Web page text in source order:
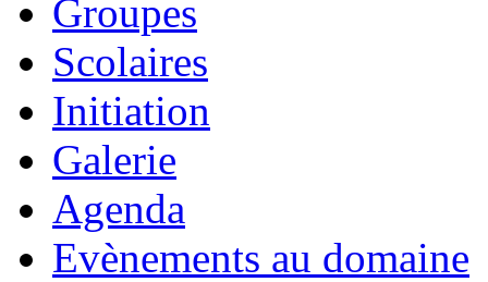
Groupes
Scolaires
Initiation
Galerie
Agenda
Evènements au domaine